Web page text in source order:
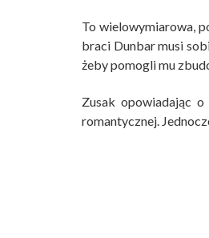
To wielowymiarowa,
braci Dunbar musi
żeby pomogli mu
Zusak opowiadając
romantycznej.